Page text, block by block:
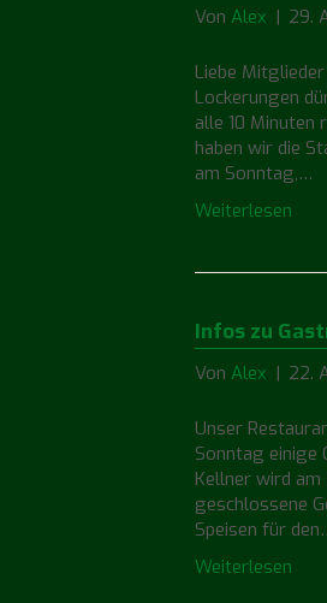
Von Alex | 29.
Liebe
Lockerungen
alle 10 Minuten
haben wir die
am Sonntag,…
Weiterlesen
Infos zu
Von Alex | 22.
Unser
Sonntag einige
Kellner wird
geschlossene
Speisen für
Weiterlesen